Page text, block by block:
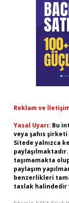
Reklam ve
Yasal Uyarı: Bu
veya şahıs
Sitede yalnızca
taşımamakta
paylaşım
benzerlikleri
taslak halindedir